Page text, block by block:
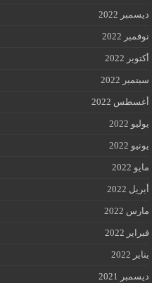
ديسمبر 2022
نوفمبر 2022
أكتوبر 2022
سبتمبر 2022
أغسطس 2022
يوليو 2022
يونيو 2022
مايو 2022
أبريل 2022
مارس 2022
فبراير 2022
يناير 2022
ديسمبر 2021